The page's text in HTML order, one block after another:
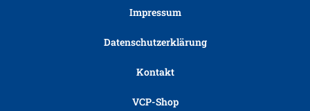
Impressum
Datenschutzerklärung
Kontakt
VCP-Shop